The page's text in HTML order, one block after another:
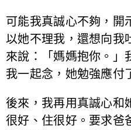
可能我真誠心不夠，開
以她不理我，還想向我
來說：「媽媽抱你。」
我一起念，她勉強應付
後來，我再用真誠心和
很好、住很好。要求爸